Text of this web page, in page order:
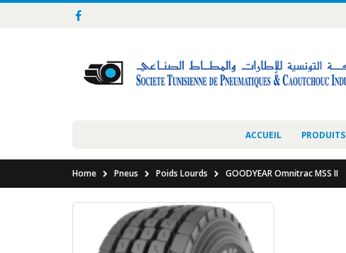
ACCUEIL PRODUITS
Home Pneus Poids Lourds GOODYEAR Omnitrac MSS II